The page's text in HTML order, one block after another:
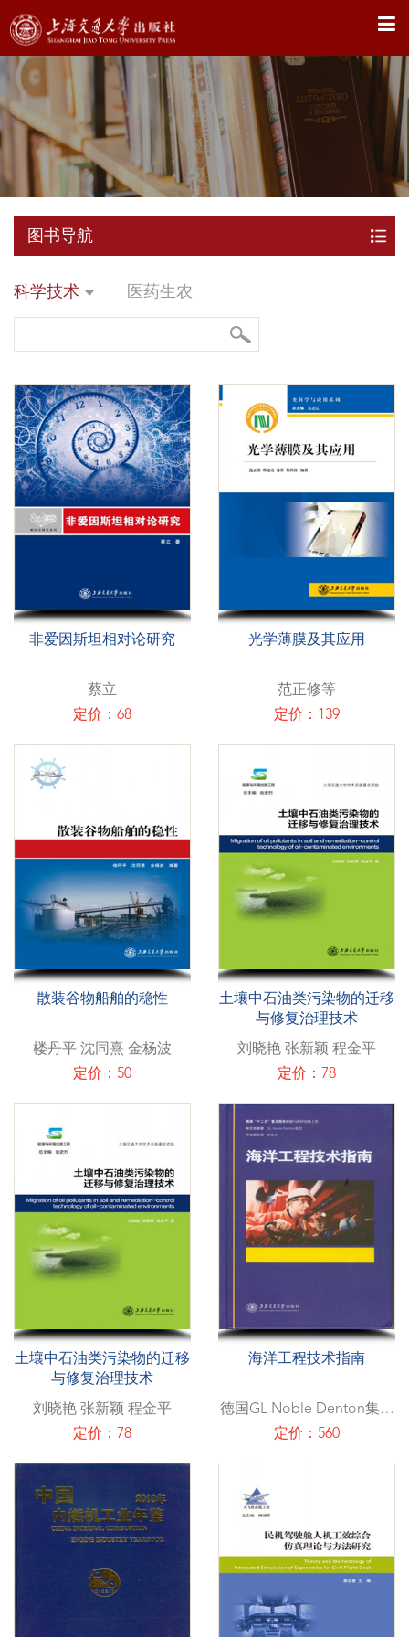
X
图书导航
科学技术 医药生农
非爱因斯坦相对论研究
蔡立
定价：68
光学薄膜及其应用
范正修等
定价：139
散装谷物船舶的稳性
楼丹平 沈同熹 金杨波
定价：50
土壤中石油类污染物的迁移
与修复治理技术
刘晓艳 张新颖 程金平
定价：78
土壤中石油类污染物的迁移
与修复治理技术
刘晓艳 张新颖 程金平
定价：78
海洋工程技术指南
德国GL Noble Denton集团
上海熔圣船舶海洋工程技术
定价：560